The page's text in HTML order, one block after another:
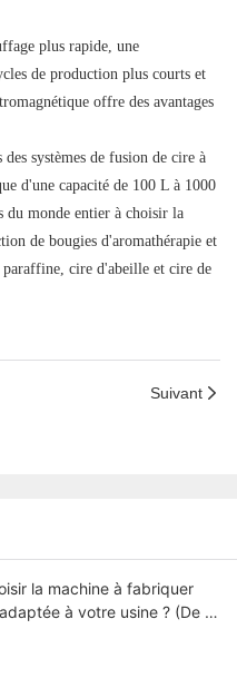
plus rapide, une
de production plus courts et
offre des avantages
systèmes de fusion de cire à
d'une capacité de 100 L à 1000
du monde entier à choisir la
de bougies d'aromathérapie et
cire d'abeille et cire de
Suivant
la machine à fabriquer
à votre usine ? (De la